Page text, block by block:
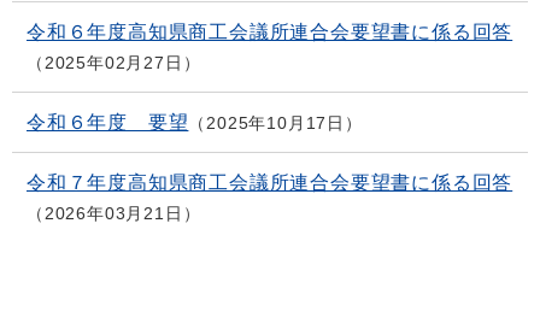
令和６年度高知県商工会議所連合会要望書に係る回答
2025年02月27日
令和６年度 要望 2025年10月17日
令和７年度高知県商工会議所連合会要望書に係る回答
2026年03月21日